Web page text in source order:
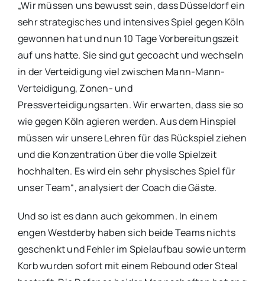
„Wir müssen uns bewusst sein, dass Düsseldorf ein
sehr strategisches und intensives Spiel gegen Köln
gewonnen hat und nun 10 Tage Vorbereitungszeit
auf uns hatte. Sie sind gut gecoacht und wechseln
in der Verteidigung viel zwischen Mann-Mann-
Verteidigung, Zonen- und
Pressverteidigungsarten. Wir erwarten, dass sie so
wie gegen Köln agieren werden. Aus dem Hinspiel
müssen wir unsere Lehren für das Rückspiel ziehen
und die Konzentration über die volle Spielzeit
hochhalten. Es wird ein sehr physisches Spiel für
unser Team“, analysiert der Coach die Gäste.
Und so ist es dann auch gekommen. In einem
engen Westderby haben sich beide Teams nichts
geschenkt und Fehler im Spielaufbau sowie unterm
Korb wurden sofort mit einem Rebound oder Steal